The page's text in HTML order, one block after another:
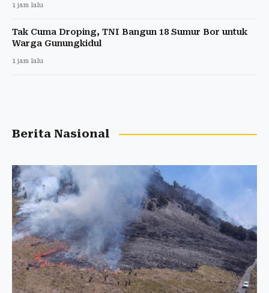
1 jam lalu
Tak Cuma Droping, TNI Bangun 18 Sumur Bor untuk
Warga Gunungkidul
1 jam lalu
Berita Nasional